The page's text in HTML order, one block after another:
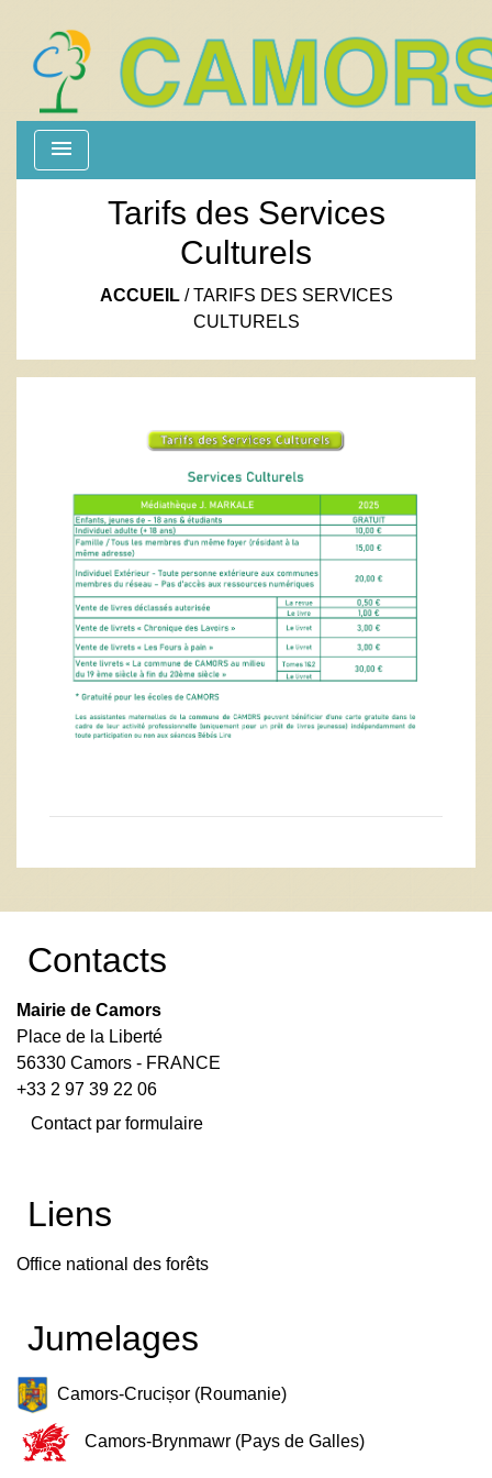
menu
Tarifs des Services
Culturels
ACCUEIL/TARIFS DES SERVICES
CULTURELS
Contacts
Mairie de Camors
Place de la Liberté
56330 Camors - FRANCE
+33 2 97 39 22 06
Contact par formulaire
Liens
Office national des forêts
Jumelages
Camors-Crucișor (Roumanie)
Camors-Brynmawr (Pays de Galles)